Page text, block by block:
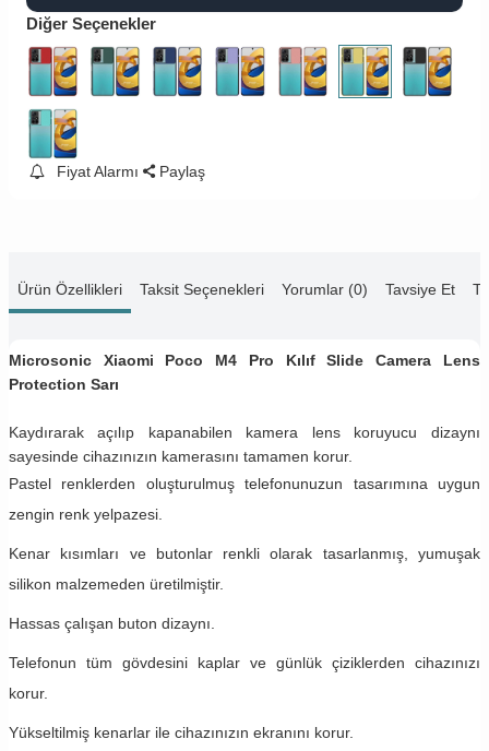
Diğer Seçenekler
Fiyat Alarmı Paylaş
Ürün Özellikleri Taksit Seçenekleri Yorumlar (0) Tavsiye Et
Microsonic Xiaomi Poco M4 Pro Kılıf Slide Camera Lens
Protection Sarı
Kaydırarak açılıp kapanabilen kamera lens koruyucu dizaynı
sayesinde cihazınızın kamerasını tamamen korur.
Pastel renklerden oluşturulmuş telefonunuzun tasarımına uygun
zengin renk yelpazesi.
Kenar kısımları ve butonlar renkli olarak tasarlanmış, yumuşak
silikon malzemeden üretilmiştir.
Hassas çalışan buton dizaynı.
Telefonun tüm gövdesini kaplar ve günlük çiziklerden cihazınızı
korur.
Yükseltilmiş kenarlar ile cihazınızın ekranını korur.